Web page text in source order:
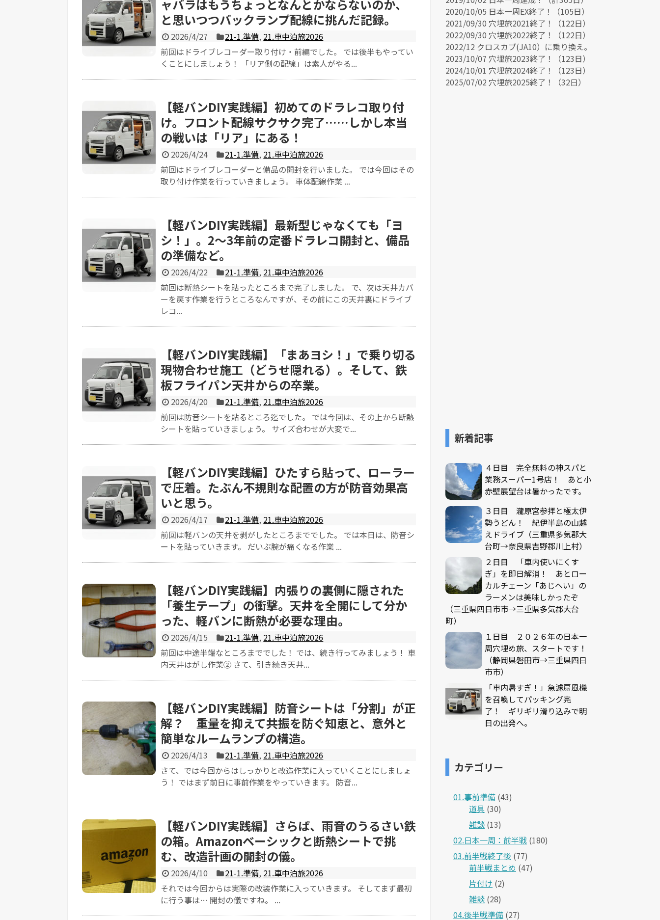
ャバラはもうちょっとなんとかならないのか、
と思いつつバックランプ配線に挑んだ記録。
2026/4/27 21-1.準備, 21.車中泊旅2026
前回はドライブレコーダー取り付け・前編でした。 では後半もやってい
くことにしましょう！ 「リア側の配線」は素人がやる...
【軽バンDIY実践編】初めてのドラレコ取り付
け。フロント配線サクサク完了……しかし本当
の戦いは「リア」にある！
2026/4/24 21-1.準備, 21.車中泊旅2026
前回はドライブレコーダーと備品の開封を行いました。 では今回はその
取り付け作業を行っていきましょう。 車体配線作業 ...
【軽バンDIY実践編】最新型じゃなくても「ヨ
シ！」。2〜3年前の定番ドラレコ開封と、備品
の準備など。
2026/4/22 21-1.準備, 21.車中泊旅2026
前回は断熱シートを貼ったところまで完了しました。 で、次は天井カバ
ーを戻す作業を行うところなんですが、その前にこの天井裏にドライブ
レコ...
【軽バンDIY実践編】「まあヨシ！」で乗り切る
現物合わせ施工（どうせ隠れる）。そして、鉄
板フライパン天井からの卒業。
2026/4/20 21-1.準備, 21.車中泊旅2026
前回は防音シートを貼るところ迄でした。 では今回は、その上から断熱
シートを貼っていきましょう。 サイズ合わせが大変で...
【軽バンDIY実践編】ひたすら貼って、ローラー
で圧着。たぶん不規則な配置の方が防音効果高
いと思う。
2026/4/17 21-1.準備, 21.車中泊旅2026
前回は軽バンの天井を剥がしたところまででした。 では本日は、防音シ
ートを貼っていきます。 だいぶ腕が痛くなる作業 ...
【軽バンDIY実践編】内張りの裏側に隠された
「養生テープ」の衝撃。天井を全開にして分か
った、軽バンに断熱が必要な理由。
2026/4/15 21-1.準備, 21.車中泊旅2026
前回は中途半端なところまででした！ では、続き行ってみましょう！ 車
内天井はがし作業② さて、引き続き天井...
【軽バンDIY実践編】防音シートは「分割」が正
解？ 重量を抑えて共振を防ぐ知恵と、意外と
簡単なルームランプの構造。
2026/4/13 21-1.準備, 21.車中泊旅2026
さて、では今回からはしっかりと改造作業に入っていくことにしましょ
う！ ではまず前日に事前作業をやっていきます。 防音...
【軽バンDIY実践編】さらば、雨音のうるさい鉄
の箱。Amazonベーシックと断熱シートで挑
む、改造計画の開封の儀。
2026/4/10 21-1.準備, 21.車中泊旅2026
それでは今回からは実際の改装作業に入っていきます。 そしてまず最初
に行う事は… 開封の儀ですね。 ...
2020/10/05 日本一周EX終了！（105日）
2021/09/30 穴埋旅2021終了！（122日）
2022/09/30 穴埋旅2022終了！（122日）
2022/12 クロスカブ(JA10）に乗り換え。
2023/10/07 穴埋旅2023終了！（123日）
2024/10/01 穴埋旅2024終了！（123日）
2025/07/02 穴埋旅2025終了！（32日）
新着記事
４日目 完全無料の神スパと
業務スーパー1号店！ あと小
赤壁展望台は暑かったです。
３日目 瀧原宮参拝と極太伊
勢うどん！ 紀伊半島の山越
えドライブ（三重県多気郡大
台町→奈良県吉野郡川上村）
２日目 「車内使いにくす
ぎ」を即日解消！ あとロー
カルチェーン「あじへい」の
ラーメンは美味しかったぞ
（三重県四日市市→三重県多気郡大台
町）
１日目 ２０２６年の日本一
周穴埋め旅、スタートです！
（静岡県磐田市→三重県四日
市市）
「車内暑すぎ！」急遽扇風機
を召喚してパッキング完
了！ ギリギリ滑り込みで明
日の出発へ。
カテゴリー
01.事前準備 (43)
道具 (30)
雑談 (13)
02.日本一周：前半戦 (180)
03.前半戦終了後 (77)
前半戦まとめ (47)
片付け (2)
雑談 (28)
04.後半戦準備 (27)